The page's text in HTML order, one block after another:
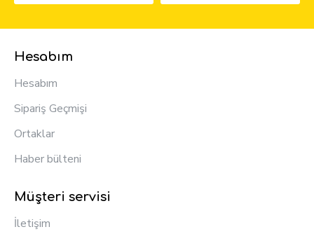
Hesabım
Hesabım
Sipariş Geçmişi
Ortaklar
Haber bülteni
Müşteri servisi
İletişim